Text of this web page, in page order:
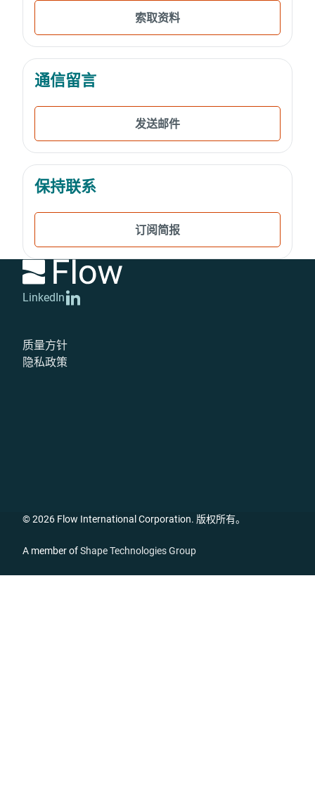
索取资料
通信留言
发送邮件
保持联系
订阅简报
LinkedIn
质量方针
隐私政策
© 2026 Flow International Corporation. 版权所有。
A member ofShape Technologies Group